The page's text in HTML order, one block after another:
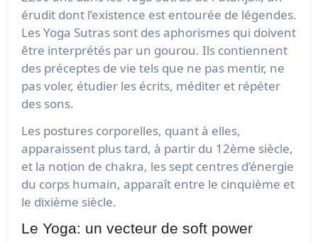
érudit dont l’existence est entourée de légendes.
Les Yoga Sutras sont des aphorismes qui doivent
être interprétés par un gourou. Ils contiennent
des préceptes de vie tels que ne pas mentir, ne
pas voler, étudier les écrits, méditer et répéter
des sons.
Les postures corporelles, quant à elles,
apparaissent plus tard, à partir du 12ème siècle,
et la notion de chakra, les sept centres d’énergie
du corps humain, apparaît entre le cinquième et
le dixième siècle.
Le Yoga: un vecteur de soft power